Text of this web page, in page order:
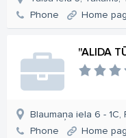
Phone
Home
"ALIDA
Blaumaņa iela 6 - 1C,
Phone
Home